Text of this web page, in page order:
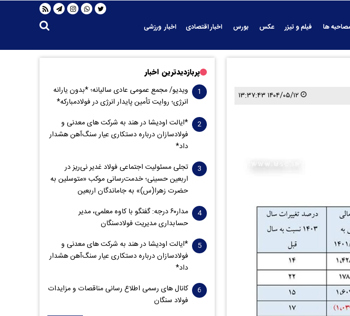
ها فیلم و تیزر عکس بورس اخبار اقتصادی
اخبار ورزشی
۱۴۰۴/۰۵/۱۲ ۱۳:۳۷:۴۳
پربازدیدترین اخبار
ویدیو/ مجمع عمومی عادی سالیانه؛ *بدون یارانه
انرژی؛ روایت تأمین پایدار انرژی در فولادمبارکه*
*ایالت اودیشا در هند به شرکت های معدنی و
فولادسازان درباره دستکاری عیار سنگ‌آهن هشدار
داد*
تجلی مسئولیت اجتماعی فولاد غدیر نی‌ریز در
اربعین حسینی؛ خدمت‌رسانی موکب «متوسلین به
حضرت زهرا(س)» به جاماندگان اربعین
مدار‌۶٠ درجه: گفتگو با کاوه معلمی، مدیر
حسابداری مدیریت فولادسنگان
*ایالت اودیشا در هند به شرکت های معدنی و
فولادسازان درباره دستکاری عیار سنگ‌آهن هشدار
داد*
کانال های رسمی اطلاع رسانی مناقصات و مزایدات
فولاد سنگان